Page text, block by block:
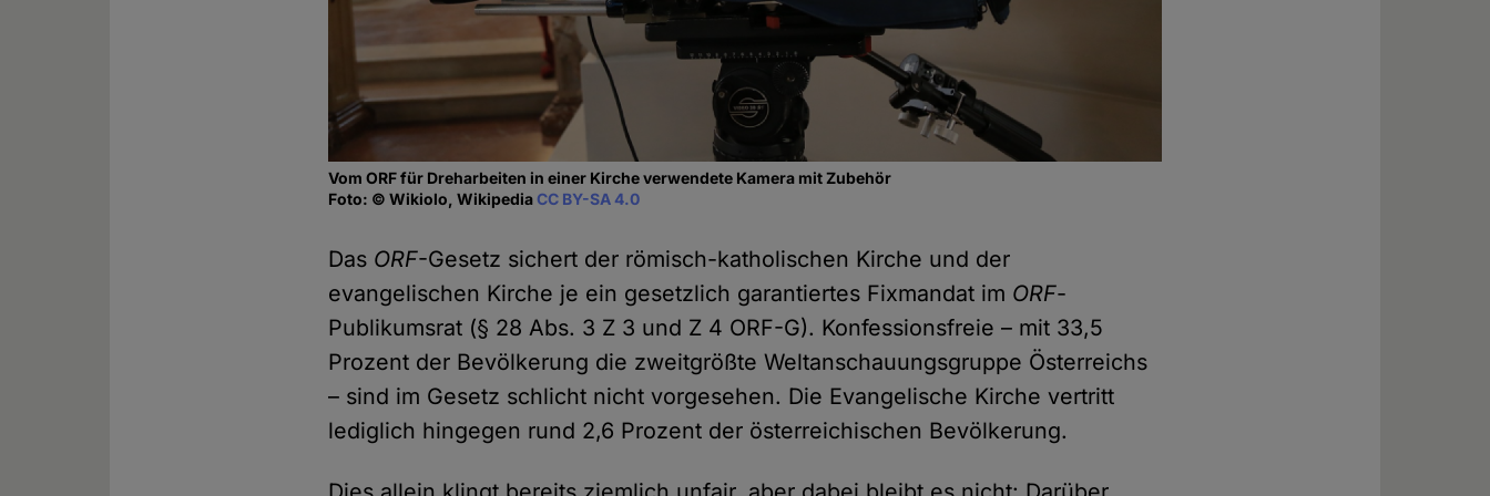
Vom ORF für Dreharbeiten in einer Kirche verwendete Kamera mit Zubehör
Foto: © Wikiolo, WikipediaCC BY-SA 4.0
Das ORF-Gesetz sichert der römisch-katholischen Kirche und der
evangelischen Kirche je ein gesetzlich garantiertes Fixmandat im ORF-
Publikumsrat (§ 28 Abs. 3 Z 3 und Z 4 ORF-G). Konfessionsfreie – mit 33,5
Prozent der Bevölkerung die zweitgrößte Weltanschauungsgruppe Österreichs
– sind im Gesetz schlicht nicht vorgesehen. Die Evangelische Kirche vertritt
lediglich hingegen rund 2,6 Prozent der österreichischen Bevölkerung.